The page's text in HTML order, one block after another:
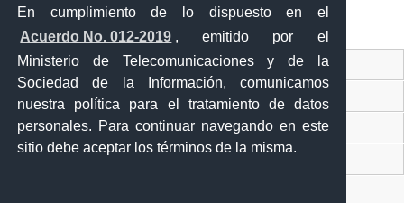
En cumplimiento de lo dispuesto en el
Acuerdo No. 012-2019 , emitido por el
Ministerio de Telecomunicaciones y de la
Sociedad de la Información, comunicamos
nuestra política para el tratamiento de datos
personales. Para continuar navegando en este
sitio debe aceptar los términos de la misma.
Ventanilla Única Virtual
Ventanilla Única de Comercio Exterior
Gobierno Abierto